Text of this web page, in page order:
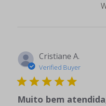
Cristiane A.
Verified Buyer
Muito bem